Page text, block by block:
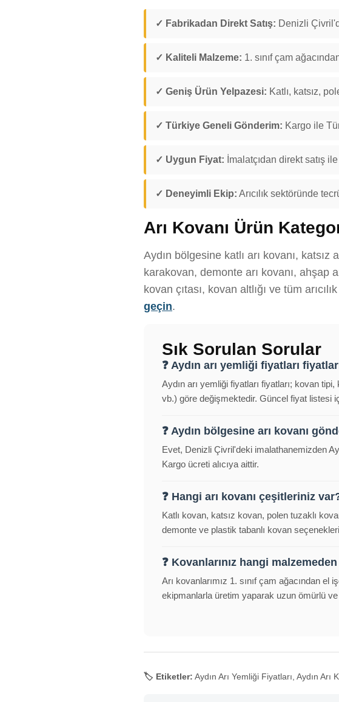
✓ Fabrikadan Direkt Satış: Denizli
✓ Kaliteli Malzeme: 1. sınıf çam
✓ Geniş Ürün Yelpazesi: Katlı, katsız,
✓ Türkiye Geneli Gönderim: Kargo ile
✓ Uygun Fiyat: İmalatçıdan direkt satış
✓ Deneyimli Ekip: Arıcılık sektöründe
Arı Kovanı Ürün
Aydın bölgesine katlı arı kovanı,
karakovan, demonte arı kovanı, ahşap
kovan çıtası, kovan altlığı ve tüm
geçin.
Sık Sorulan Sorular
❓ Aydın arı yemliği fiyatları
Aydın arı yemliği fiyatları fiyatları; kovan
vb.) göre değişmektedir. Güncel fiyat listesi
❓ Aydın bölgesine arı kovanı
Evet, Denizli Çivril'deki imalathanemizden
Kargo ücreti alıcıya aittir.
❓ Hangi arı kovanı çeşitleriniz
Katlı kovan, katsız kovan, polen tuzaklı
demonte ve plastik tabanlı kovan
❓ Kovanlarınız hangi
Arı kovanlarımız 1. sınıf çam ağacından
ekipmanlarla üretim yaparak uzun ömürlü
🏷️ Etiketler: Aydın Arı Yemliği Fiyatları, Aydın